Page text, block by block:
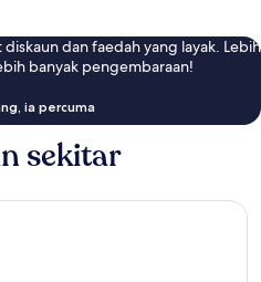
dan faedah yang layak. Lebih
banyak pengembaraan!
ia percuma
sekitar